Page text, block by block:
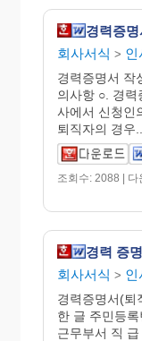
경력증
회사서식 > 인
경력증명서 작
의사항 ○. 경
사에서 신청인
퇴직자의 경우...
조회수: 2088 | 다
경력 증
회사서식 > 인
경력증명서(퇴
한 글 주민등
근무부서 직 급